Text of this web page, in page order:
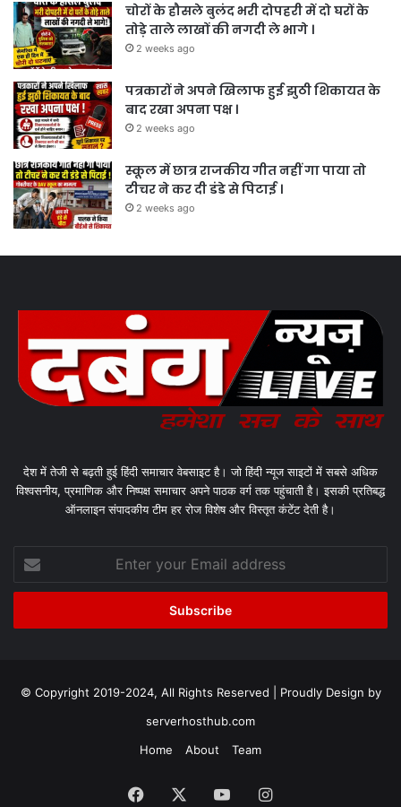
चोरों के हौसले बुलंद भरी दोपहरी में दो घरों के
तोड़े ताले लाखों की नगदी ले भागे ।
2 weeks ago
पत्रकारों ने अपने खिलाफ हुई झुठी शिकायत के
बाद रखा अपना पक्ष ।
2 weeks ago
स्कूल में छात्र राजकीय गीत नहीं गा पाया तो
टीचर ने कर दी डंडे से पिटाई ।
2 weeks ago
देश में तेजी से बढ़ती हुई हिंदी समाचार वेबसाइट है। जो हिंदी न्यूज साइटों में सबसे अधिक
विश्वसनीय, प्रमाणिक और निष्पक्ष समाचार अपने पाठक वर्ग तक पहुंचाती है। इसकी प्रतिबद्ध
ऑनलाइन संपादकीय टीम हर रोज विशेष और विस्तृत कंटेंट देती है।
your
Email
© Copyright 2019-2024, All Rights Reserved | Proudly Design by
serverhosthub.com
Home
About Team
Facebook YouTubeInstagram